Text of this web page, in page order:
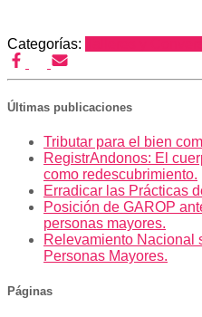
Categorías:
Últimas publicaciones
Tributar para el bien
RegistrAndonos: El
como redescubrimiento.
Erradicar las Prácticas
Posición de GAROP
personas mayores.
Relevamiento Nacional
Personas Mayores.
Páginas